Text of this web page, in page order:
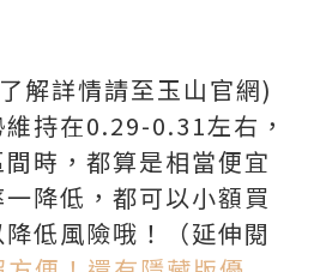
解詳情請至玉山官網)
持在0.29-0.31左右，
時，都算是相當便宜
降低，都可以小額買
低風險哦！（延伸閱